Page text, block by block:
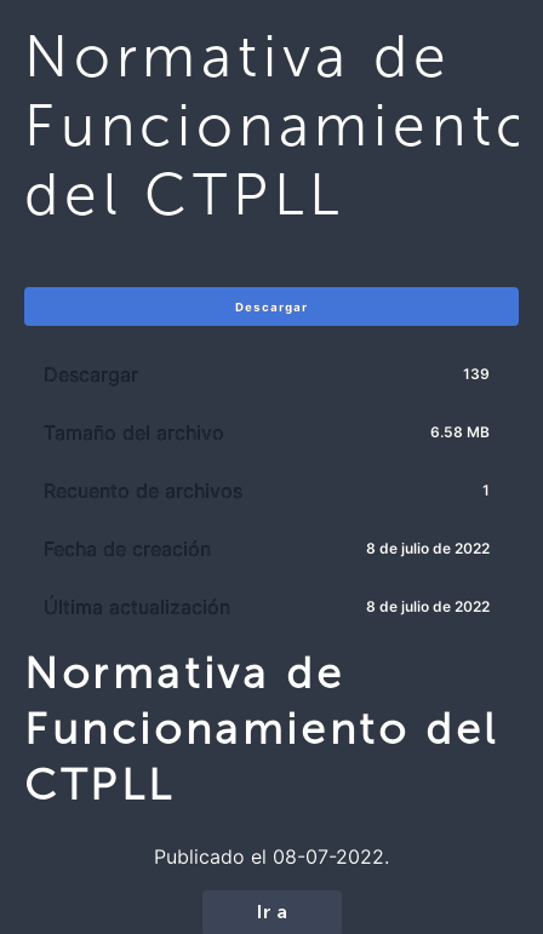
Normativa de
Funcionamiento
del CTPLL
Descargar
Descargar 139
Tamaño del archivo 6.58 MB
Recuento de archivos 1
Fecha de creación 8 de julio de 2022
Última actualización 8 de julio de 2022
Normativa de
Funcionamiento del
CTPLL
Publicado el 08-07-2022.
Ir a